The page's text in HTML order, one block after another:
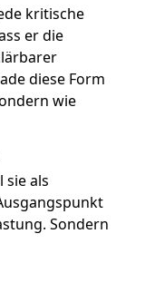
kritische
er die
diese Form
wie
als
Sondern